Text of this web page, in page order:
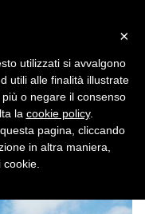
ODF in tutta
come già è in
come è
europei.
×
utilizzati si avvalgono
utili alle finalità illustrate
o negare il consenso
la cookie policy.
pagina, cliccando
in altra maniera,